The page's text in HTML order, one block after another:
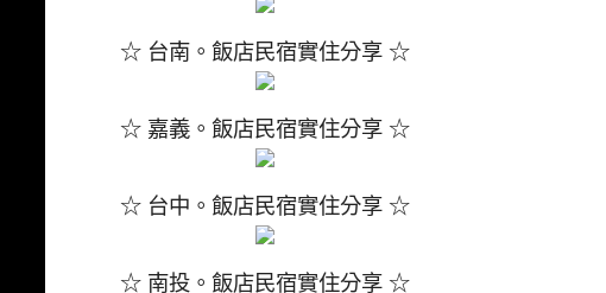
☆ 台南。飯店民宿實住分享 ☆
☆ 嘉義。飯店民宿實住分享 ☆
☆ 台中。飯店民宿實住分享 ☆
☆ 南投。飯店民宿實住分享 ☆